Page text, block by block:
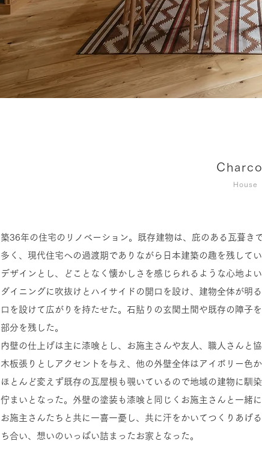
​House
築36年の住宅のリノベーション。既存建物は、庇のある瓦葺き
多く、現代住宅への過渡期でありながら日本建築の趣を残して
デザインとし、どことなく懐かしさを感じられるような心地よ
ダイニングに吹抜けとハイサイドの開口を設け、建物全体が明
口を設けて広がりを持たせた。石貼りの玄関土間や既存の障子
部分を残した。
内壁の仕上げは主に漆喰とし、お施主さんや友人、職人さんと
木板張りとしアクセントを与え、他の外壁全体はアイボリー色
ほとんど変えず既存の瓦屋根も覗いているので地域の建物に馴
佇まいとなった。外壁の塗装も漆喰と同じくお施主さんと一緒に
お施主さんたちと共に一喜一憂し、共に汗をかいてつくりあげ
ち合い、想いのいっぱい詰まったお家となった。